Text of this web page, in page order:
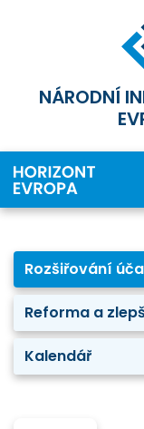
NÁRODNÍ
Rozšiřování
Kalendář